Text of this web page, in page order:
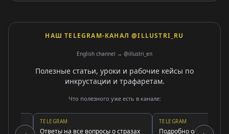
НАШ TELEGRAM-КАНАЛ @ILLUSTRI_RU
English channel → @illustri_en
Полезные статьи, уроки и рабочие кейсы по
инкрустации и трафаретам.
Что полезного уже есть в канале:
TELEGRAM
Ответы на все вопросы о стразах
TELEGRAM
Подробно о подписке и